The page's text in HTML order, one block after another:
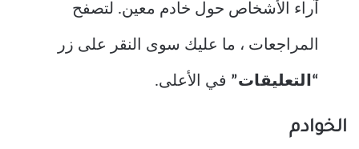
آراء الأشخاص حول خادم معين. لتصفح
المراجعات ، ما عليك سوى النقر على زر
“التعليقات” في الأعلى.
الخوادم